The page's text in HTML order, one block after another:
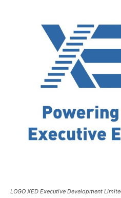
LOGO XED Executive Development